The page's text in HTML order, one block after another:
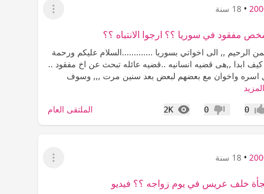
• 18 سنة
عرض القائمة
مفقود في سوريا ؟؟ ارجوا الانتباه ؟؟
الرحيم ,, الى اخواتي بسوريا .............السلام عليكم ورحمة
كيف ابدا ,,هى قضيه انسانيه ..قضيه عائله تبحث عن اخ مفقود ..
اسره واخوان مع بعضهم لبعض بعد سنين مرت ,,, وسوف
المزيد
0 عدم إعجاب
0
2K
المشاهدات الملتقى العام
• 18 سنة
عرض القائمة
خلف عريس في يوم زواجه ؟؟ فيديو